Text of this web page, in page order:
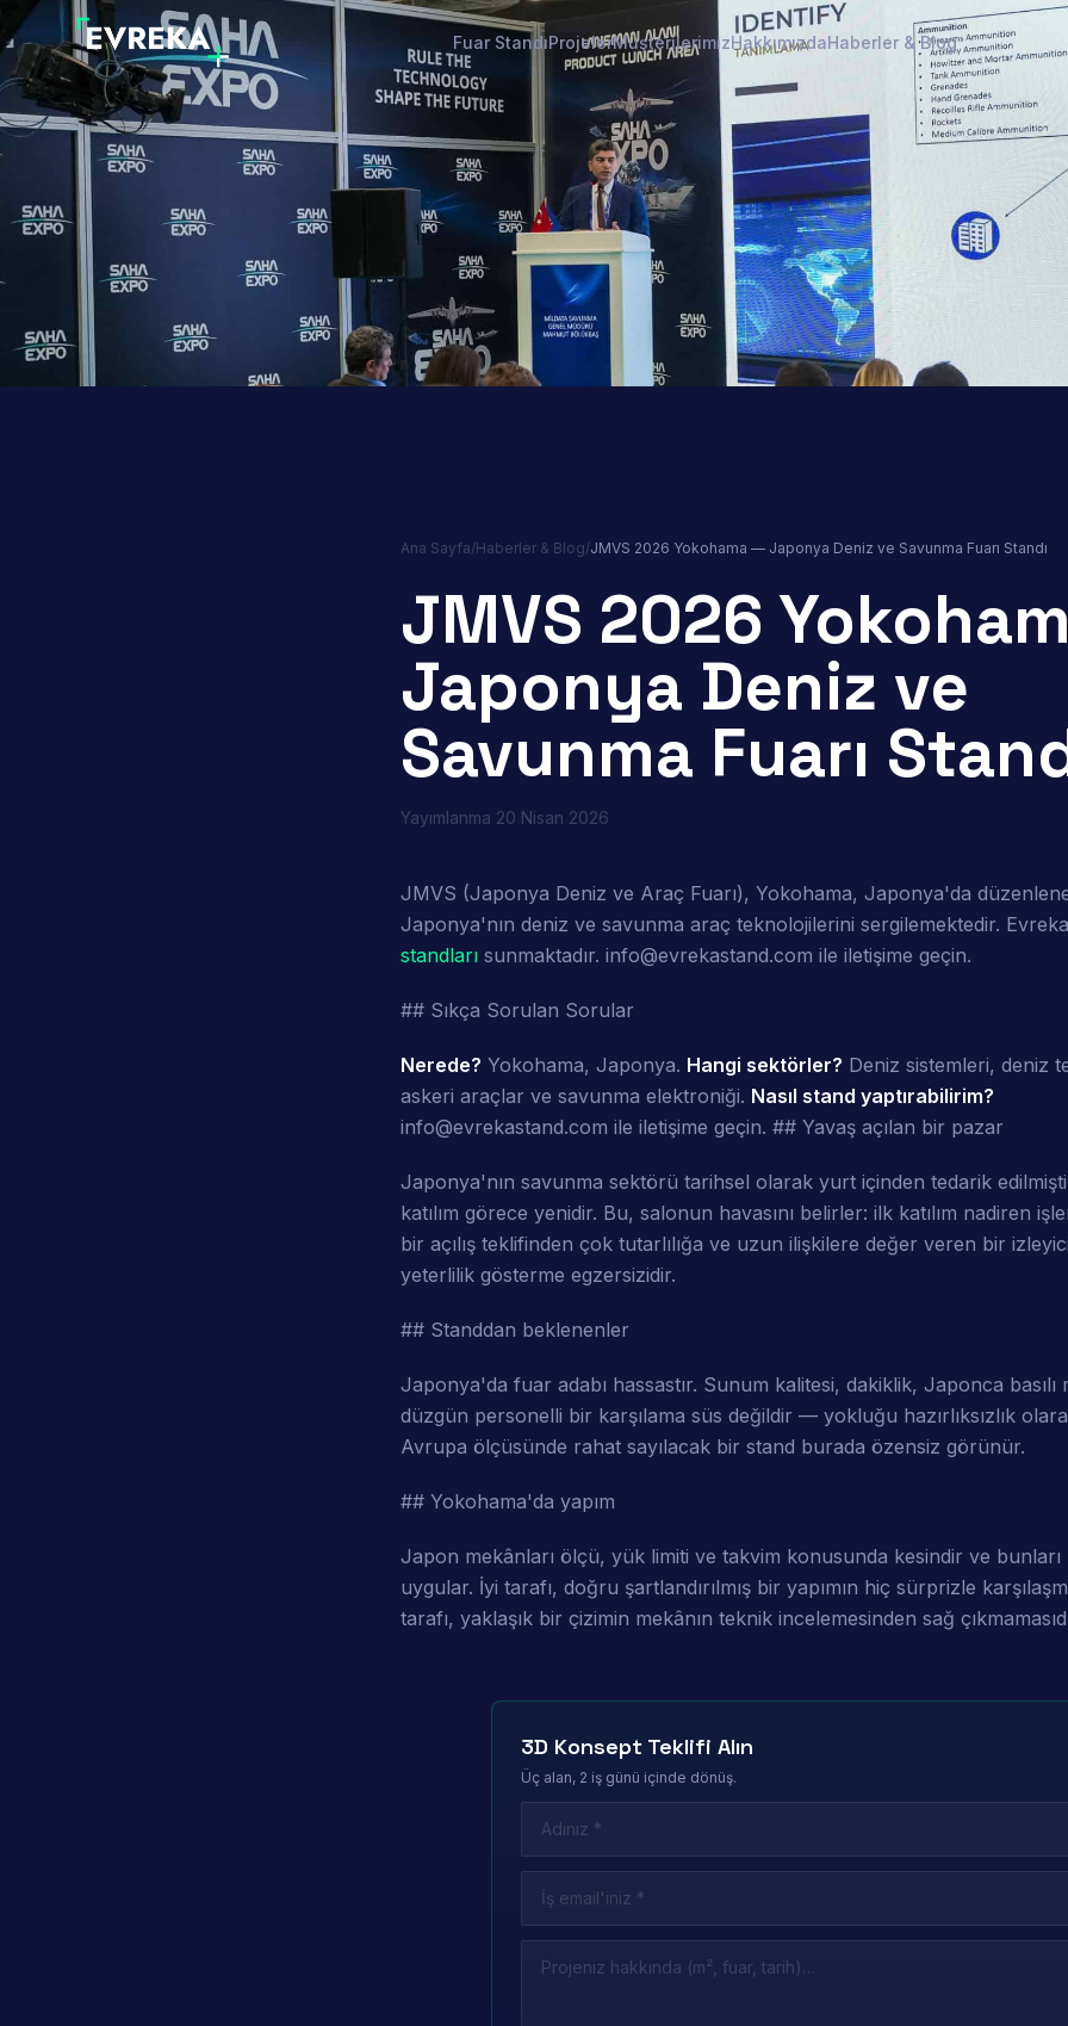
Fuar StandıProjelerMüşterilerimizHakkımızdaHaberler & Blog
Ana Sayfa/Haberler & Blog/JMVS 2026 Yokohama — Japonya Deniz ve Savunma Fuarı Standı
JMVS 2026
Japonya Deniz ve
Savunma Fuarı
Yayımlanma 20 Nisan 2026
JMVS (Japonya Deniz ve Araç Fuarı), Yokohama, Japonya'da
Japonya'nın deniz ve savunma araç teknolojilerini sergilemektedir.
standları sunmaktadır. info@evrekastand.com ile iletişime geçin.
## Sıkça Sorulan Sorular
Nerede? Yokohama, Japonya. Hangi sektörler? Deniz sistemleri, deniz
askeri araçlar ve savunma elektroniği. Nasıl stand yaptırabilirim?
info@evrekastand.com ile iletişime geçin. ## Yavaş açılan bir pazar
Japonya'nın savunma sektörü tarihsel olarak yurt içinden tedarik
katılım görece yenidir. Bu, salonun havasını belirler: ilk katılım nadiren
bir açılış teklifinden çok tutarlılığa ve uzun ilişkilere değer veren bir
yeterlilik gösterme egzersizidir.
## Standdan beklenenler
Japonya'da fuar adabı hassastır. Sunum kalitesi, dakiklik, Japonca basılı
düzgün personelli bir karşılama süs değildir — yokluğu hazırlıksızlık
Avrupa ölçüsünde rahat sayılacak bir stand burada özensiz görünür.
## Yokohama'da yapım
Japon mekânları ölçü, yük limiti ve takvim konusunda kesindir ve
uygular. İyi tarafı, doğru şartlandırılmış bir yapımın hiç sürprizle
tarafı, yaklaşık bir çizimin mekânın teknik incelemesinden sağ
3D Konsept Teklifi Alın
Üç alan, 2 iş günü içinde dönüş.